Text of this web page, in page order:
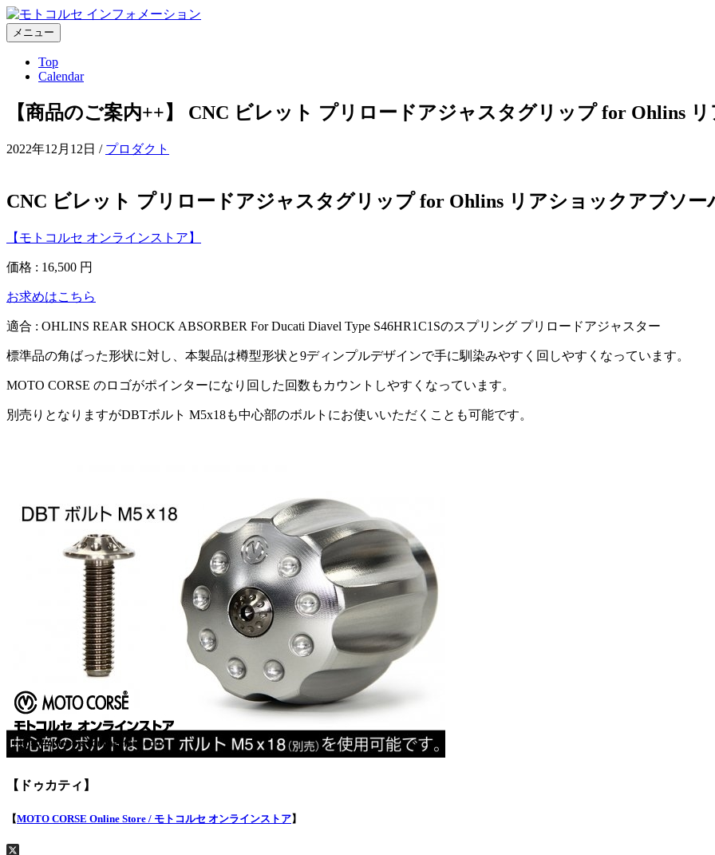
コ
ン
テ
ッ
メニュー
Top
Calendar
【商品のご案内++】 CNC ビレット プリロードアジャスタグリップ for Ohlins
2022年12月12日 / プロダクト
CNC ビレット プリロードアジャスタグリップ for Ohlins リアショックアブソー
【モトコルセ オンラインストア】
価格 : 16,500 円
お求めはこちら
適合 : OHLINS REAR SHOCK ABSORBER For Ducati Diavel Type S46HR1C1Sのスプリング プリロードアジャスター
標準品の角ばった形状に対し、本製品は樽型形状と9ディンプルデザインで手に馴染みやすく回しやすくなっています。
MOTO CORSE のロゴがポインターになり回した回数もカウントしやすくなっています。
別売りとなりますがDBTボルト M5x18も中心部のボルトにお使いいただくことも可能です。
【ドゥカティ】
【MOTO CORSE Online Store / モトコルセ オンラインストア】